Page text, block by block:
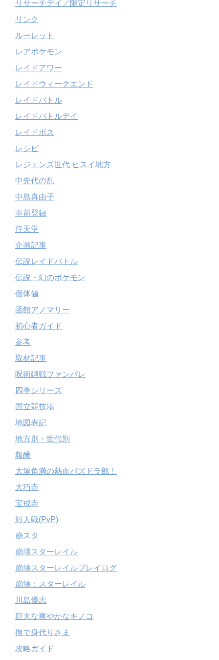
リサーチデイ／限定リサーチ
リンク
ルーレット
レアポケモン
レイドアワー
レイドウィークエンド
レイドバトル
レイドバトルデイ
レイドボス
レシピ
レジェンズ世代 ヒスイ地方
中先代の乱
中島真由子
事前登録
任天堂
企画記事
伝説レイドバトル
伝説・幻のポケモン
個体値
函館アノマリー
初心者ガイド
参考
取材記事
呪術廻戦ファンパレ
四季シリーズ
国立競技場
地図表記
地方別・世代別
報酬
大塚角満の熱血パズドラ部！
大巧寺
宝戒寺
対人戦(PvP)
崩スタ
崩壊スターレイル
崩壊スターレイルプレイログ
崩壊：スターレイル
川島優志
巨大な爽やかなキノコ
撫で身代りさま
攻略ガイド